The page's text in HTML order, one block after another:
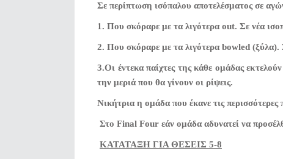
Σε περίπτωση ισόπαλου αποτελέσματος σε
1. Που σκόραρε με τα λιγότερα out. Σε νέα
2. Που σκόραρε με τα λιγότερα bowled (ξύλα).
3.Οι έντεκα παίχτες της κάθε ομάδας
την μεριά που θα γίνουν οι ρίψεις.
Νικήτρια η ομάδα που έκανε τις
Στο Final Four εάν ομάδα αδυνατεί να
ΚΑΤΑΤΑΞΗ ΓΙΑ ΘΕΣΕΙΣ 5-8